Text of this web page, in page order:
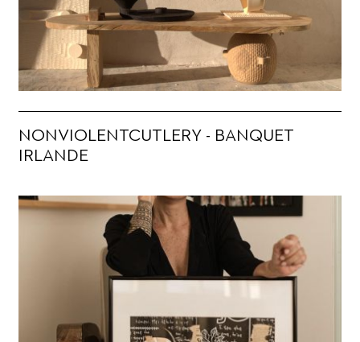
NONVIOLENTCUTLERY - BANQUET
IRLANDE